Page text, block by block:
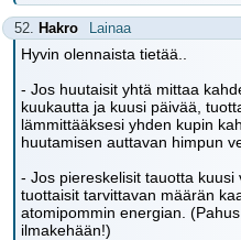
52. Hakro Lainaa
Hyvin olennaista tietää..
- Jos huutaisit yhtä mittaa
kuukautta ja kuusi päivää,
lämmittääksesi yhden kupin
huutamisen auttavan himpun
- Jos piereskelisit tauotta kuusi
tuottaisit tarvittavan määrän
atomipommin energian.
ilmakehään!)